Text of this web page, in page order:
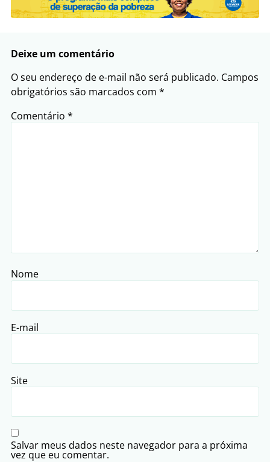
Deixe um comentário
O seu endereço de e-mail não será publicado. Campos
obrigatórios são marcados com *
Comentário *
Nome
E-mail
Site
Salvar meus dados neste navegador para a próxima
vez que eu comentar.